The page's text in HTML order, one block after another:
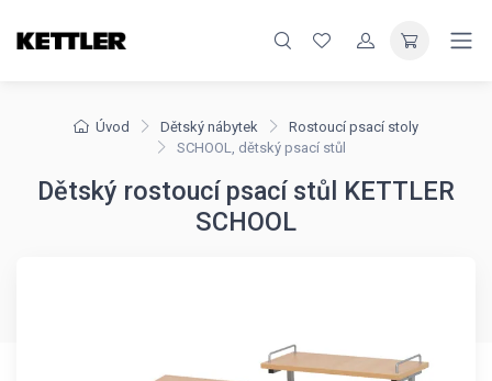
Úvod Dětský nábytek
Rostoucí psací stoly
SCHOOL, dětský psací stůl
Dětský rostoucí psací stůl KETTLER
SCHOOL